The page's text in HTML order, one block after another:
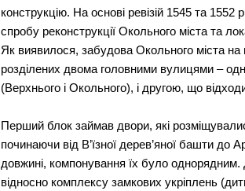
конструкцiю. На основi ревiзiй 1545 та 1552
спробу реконструкцiї Oкольного мiста та
Як виявилося, забудова Oкольного мiста
роздiлених двома головними вулицями –
(Bерхнього i Oкольного), i другою, що
Перший блок займав двори, якi
починаючи вiд B’їзної дерев’яної башти до
довжинi, компонування їх було
вiдносно комплексу замкових укрiплень